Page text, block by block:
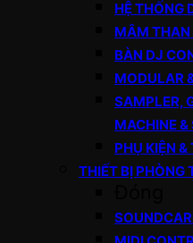
HỆ THỐNG
MÂM THAN
BÀN DJ
MODULAR
SAMPLER,
MACHINE &
PHỤ KIỆN
THIẾT BỊ PHÒNG